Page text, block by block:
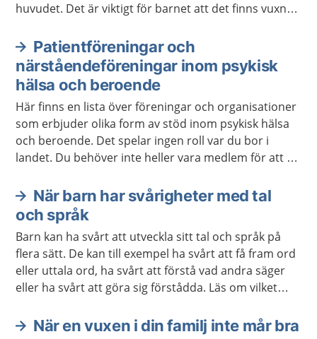
huvudet. Det är viktigt för barnet att det finns vuxna
och hjälp från sjukvården eller kommunen.
Patientföreningar och
närståendeföreningar inom psykisk
hälsa och beroende
Här finns en lista över föreningar och organisationer
som erbjuder olika form av stöd inom psykisk hälsa
och beroende. Det spelar ingen roll var du bor i
landet. Du behöver inte heller vara medlem för att ta
När barn har svårigheter med tal
och språk
Barn kan ha svårt att utveckla sitt tal och språk på
flera sätt. De kan till exempel ha svårt att få fram ord
eller uttala ord, ha svårt att förstå vad andra säger
eller ha svårt att göra sig förstådda. Läs om vilket
När en vuxen i din familj inte mår bra